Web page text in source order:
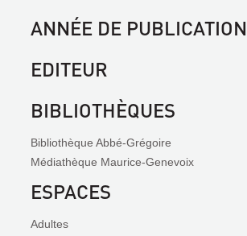
ANNÉE DE PUBLICATION
EDITEUR
BIBLIOTHÈQUES
Bibliothèque Abbé-Grégoire
Médiathèque Maurice-Genevoix
ESPACES
Adultes